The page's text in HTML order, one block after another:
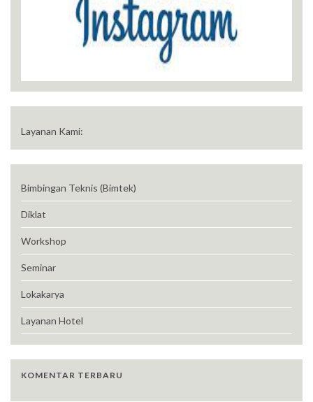
Layanan Kami:
Bimbingan Teknis (Bimtek)
Diklat
Workshop
Seminar
Lokakarya
Layanan Hotel
KOMENTAR TERBARU